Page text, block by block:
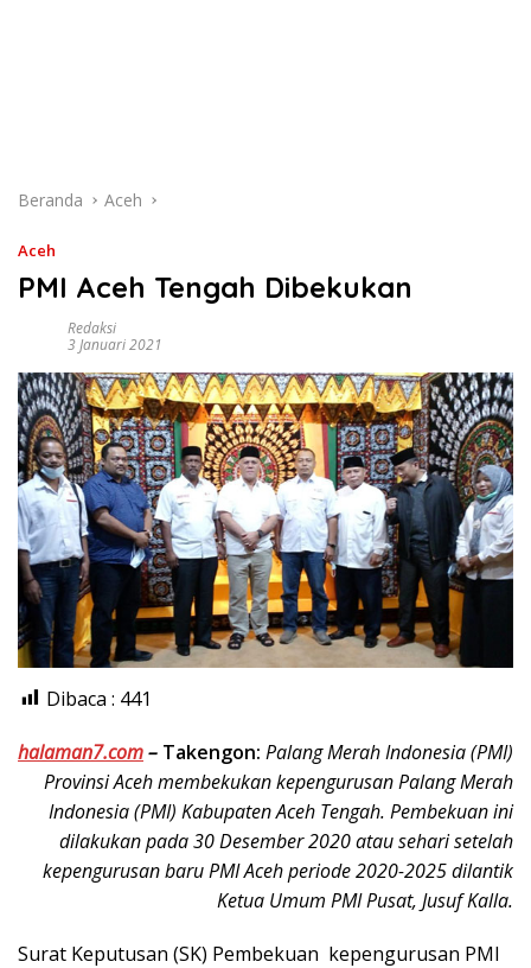
Beranda Aceh
Aceh
PMI Aceh Tengah Dibekukan
Redaksi
3 Januari 2021
Dibaca : 441
halaman7.com– Takengon: Palang Merah Indonesia (PMI)
Provinsi Aceh membekukan kepengurusan Palang Merah
Indonesia (PMI) Kabupaten Aceh Tengah. Pembekuan ini
dilakukan pada 30 Desember 2020 atau sehari setelah
kepengurusan baru PMI Aceh periode 2020-2025 dilantik
Ketua Umum PMI Pusat, Jusuf Kalla.
Surat Keputusan (SK) Pembekuan kepengurusan PMI